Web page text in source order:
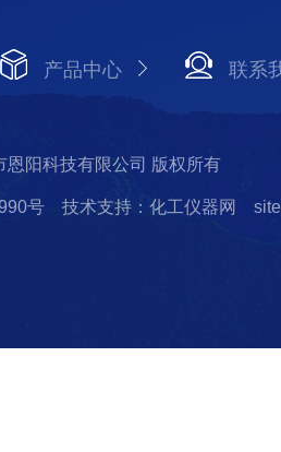
产品中心 联系
阳科技有限公司 版权所有
号 技术支持：化工仪器网